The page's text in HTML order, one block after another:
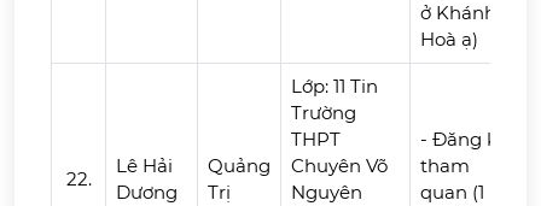
ở Khánh
Hoà ạ)
22.
Lê Hải
Dương
Quảng
Trị
Lớp: 11 Tin
Trường
THPT
Chuyên Võ
Nguyên
- Đăng ký
tham
quan (1